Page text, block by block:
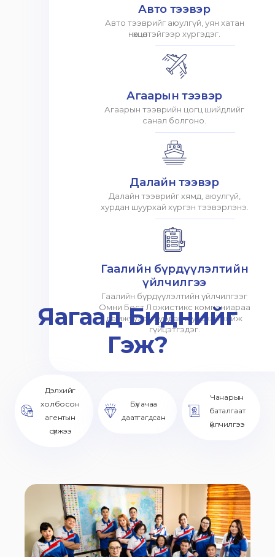
Авто тээвэр
Авто тээврийг аюулгүй, уян хатан
нөхцөлтэйгээр хүргэдэг.
Агаарын тээвэр
Агаарын тээврийн цогц шийдлийг
санал болгоно.
Далайн тээвэр
Далайн тээврийг хямд, аюулгүй,
хурдан шуурхай хүргэн тээвэрлэнэ.
Гаалийн бүрдүүлэлтийн
үйлчилгээ
Гаалийн бүрдүүлэлтийн үйлчилгээг
Омни Бест Ложистикс компаниараа
дамжуулан хурдан шуурхай хийж
гүйцэтгэдэг.
Яагаад Биднийг
Гэж?
Дэлхийг
холбосон
агентын
сүлжээ
Бүх ачаа
даатгагдсан
Чанарын
баталгаат
үйлчилгээ